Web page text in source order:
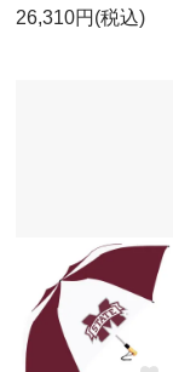
26,310円(税込)